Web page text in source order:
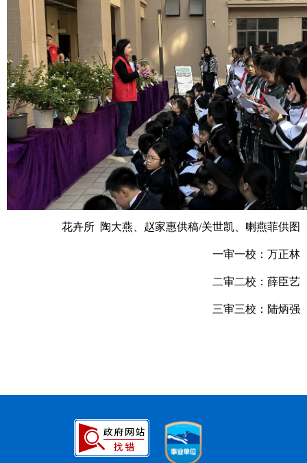
花卉所 陶大燕、赵家惠供稿/关世凯、喇燕菲供图
一审一校：万正林
二审二校：薛臣艺
三审三校：陆炳强